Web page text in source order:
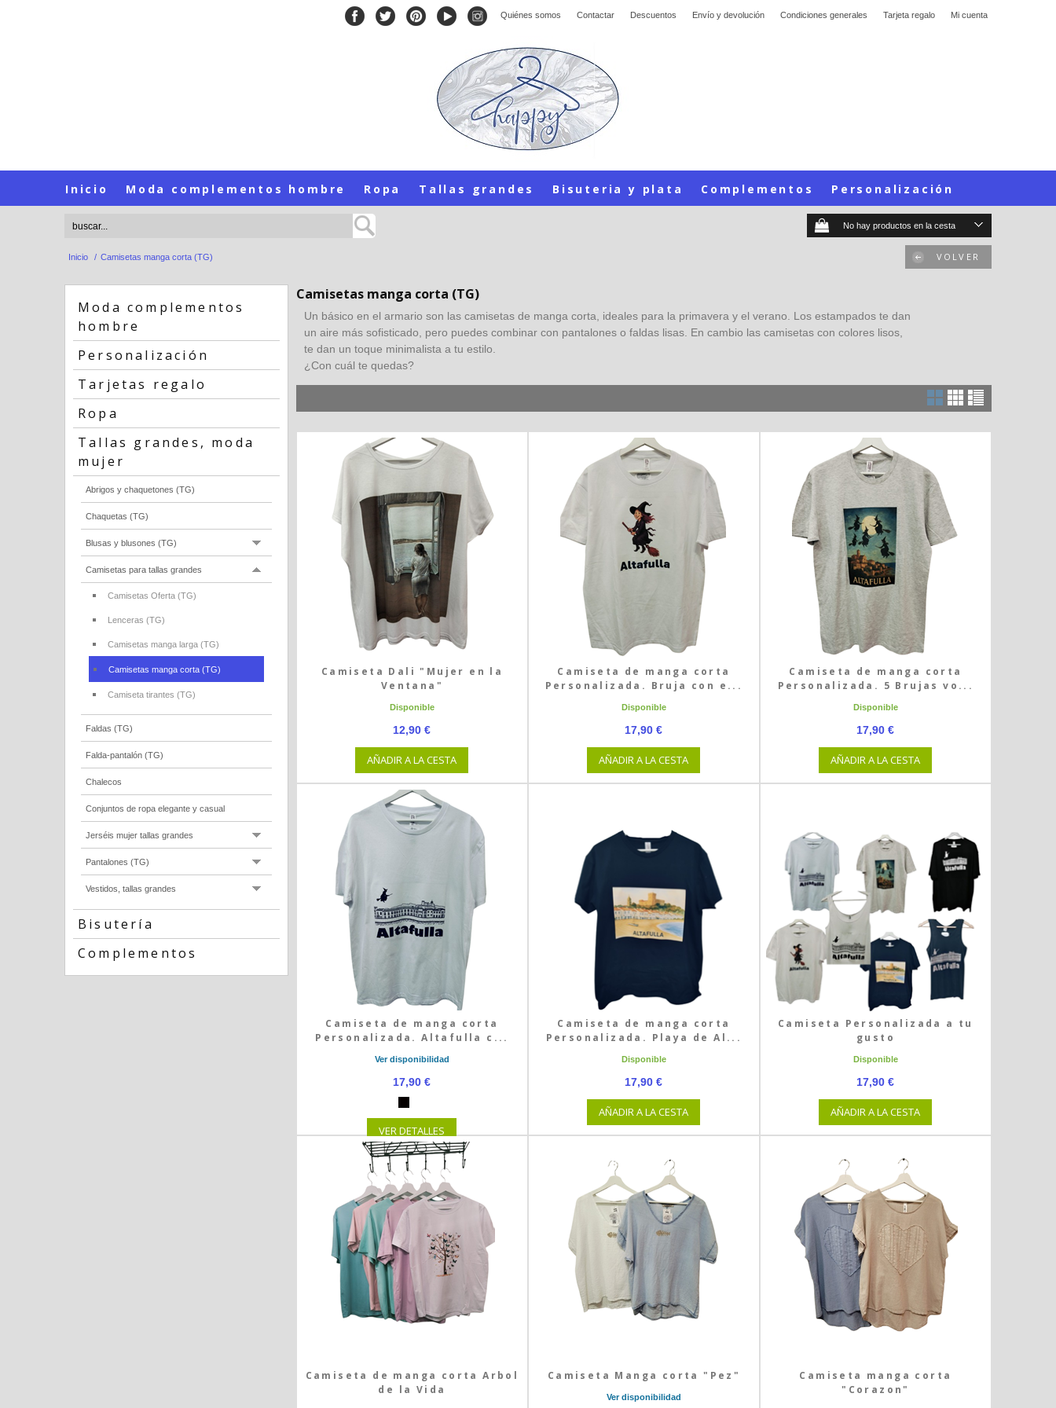
Quiénes somos Contactar Descuentos Envío y devolución Condiciones generales Tarjeta regalo Mi cuenta
Inicio Moda complementos hombre Ropa Tallas grandes Bisuteria y plata Complementos Personalización
No hay productos en la cesta
Inicio / Camisetas manga corta (TG) VOLVER
Moda complementos
hombre
Personalización
Tarjetas regalo
Ropa
Tallas grandes, moda
mujer
Abrigos y chaquetones (TG)
Chaquetas (TG)
Blusas y blusones (TG)
Camisetas para tallas grandes
Camisetas Oferta (TG)
Lenceras (TG)
Camisetas manga larga (TG)
Camisetas manga corta (TG)
Camiseta tirantes (TG)
Faldas (TG)
Falda-pantalón (TG)
Chalecos
Conjuntos de ropa elegante y casual
Jerséis mujer tallas grandes
Pantalones (TG)
Vestidos, tallas grandes
Bisutería
Complementos
Camisetas manga corta (TG)
Un básico en el armario son las camisetas de manga corta, ideales para la primavera y el verano. Los estampados te dan
un aire más sofisticado, pero puedes combinar con pantalones o faldas lisas. En cambio las camisetas con colores lisos,
te dan un toque minimalista a tu estilo.
¿Con cuál te quedas?
Camiseta Dali "Mujer en la
Ventana"
Disponible
12,90 €
AÑADIR A LA CESTA
Camiseta de manga corta
Personalizada. Bruja con e...
Disponible
17,90 €
AÑADIR A LA CESTA
Camiseta de manga corta
Personalizada. 5 Brujas vo...
Disponible
17,90 €
AÑADIR A LA CESTA
Camiseta de manga corta
Personalizada. Altafulla c...
Ver disponibilidad
17,90 €
VER DETALLES
Camiseta de manga corta
Personalizada. Playa de Al...
Disponible
17,90 €
AÑADIR A LA CESTA
Camiseta Personalizada a tu
gusto
Disponible
17,90 €
AÑADIR A LA CESTA
Camiseta de manga corta Arbol
de la Vida
Camiseta Manga corta "Pez"
Ver disponibilidad
Camiseta manga corta
"Corazon"